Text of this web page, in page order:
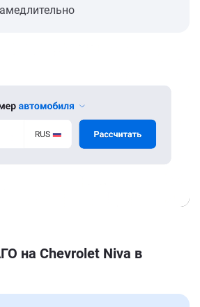
на Chevrolet Niva в